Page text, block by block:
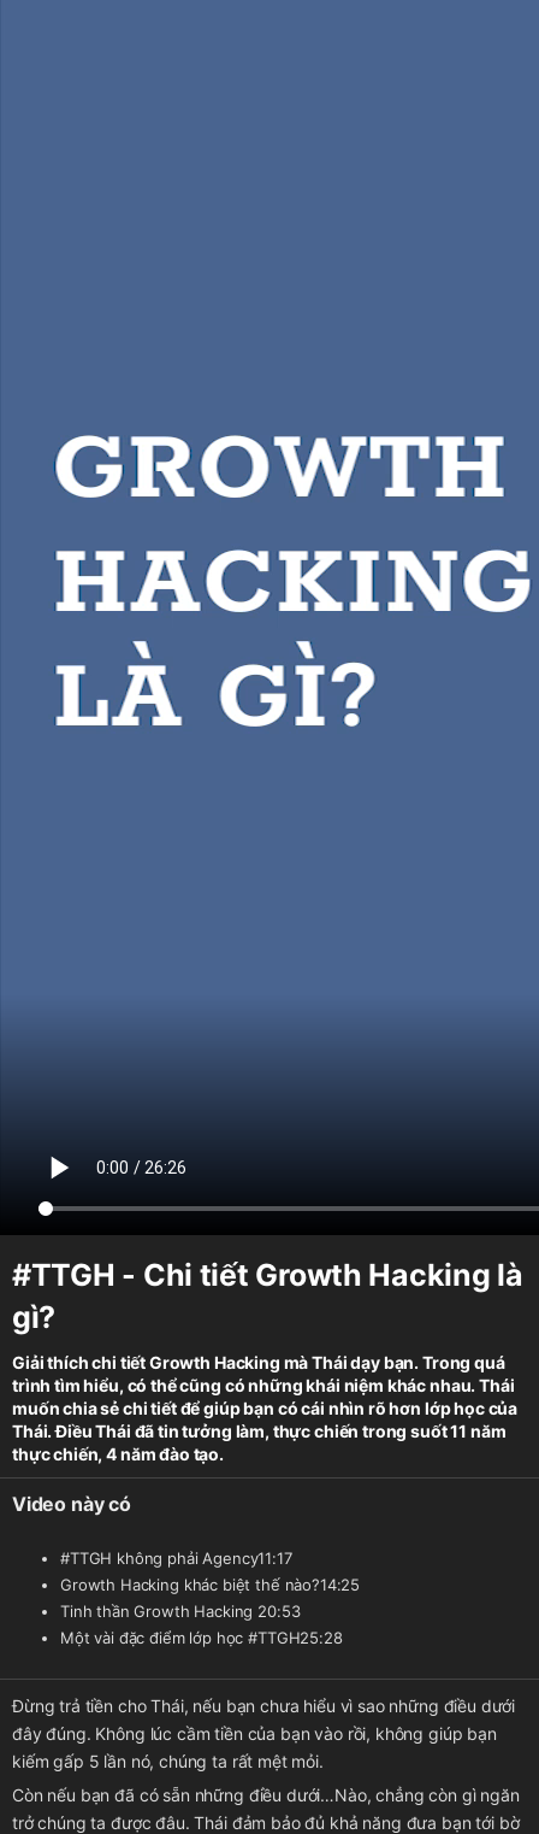
#TTGH - Chi tiết Growth Hacking là
gì?
Giải thích chi tiết Growth Hacking mà Thái dạy bạn. Trong quá
trình tìm hiểu, có thể cũng có những khái niệm khác nhau. Thái
muốn chia sẻ chi tiết để giúp bạn có cái nhìn rõ hơn lớp học của
Thái. Điều Thái đã tin tưởng làm, thực chiến trong suốt 11 năm
thực chiến, 4 năm đào tạo.
Video này có
#TTGH không phải Agency11:17
Growth Hacking khác biệt thế nào?14:25
Tinh thần Growth Hacking 20:53
Một vài đặc điểm lớp học #TTGH25:28
Đừng trả tiền cho Thái, nếu bạn chưa hiểu vì sao những điều dưới
đây đúng. Không lúc cầm tiền của bạn vào rồi, không giúp bạn
kiếm gấp 5 lần nó, chúng ta rất mệt mỏi.
Còn nếu bạn đã có sẵn những điều dưới…Nào, chẳng còn gì ngăn
trở chúng ta được đâu. Thái đảm bảo đủ khả năng đưa bạn tới bờ